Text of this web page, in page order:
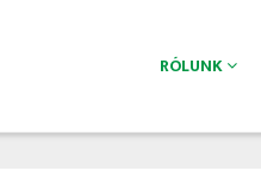
RÓLUNK